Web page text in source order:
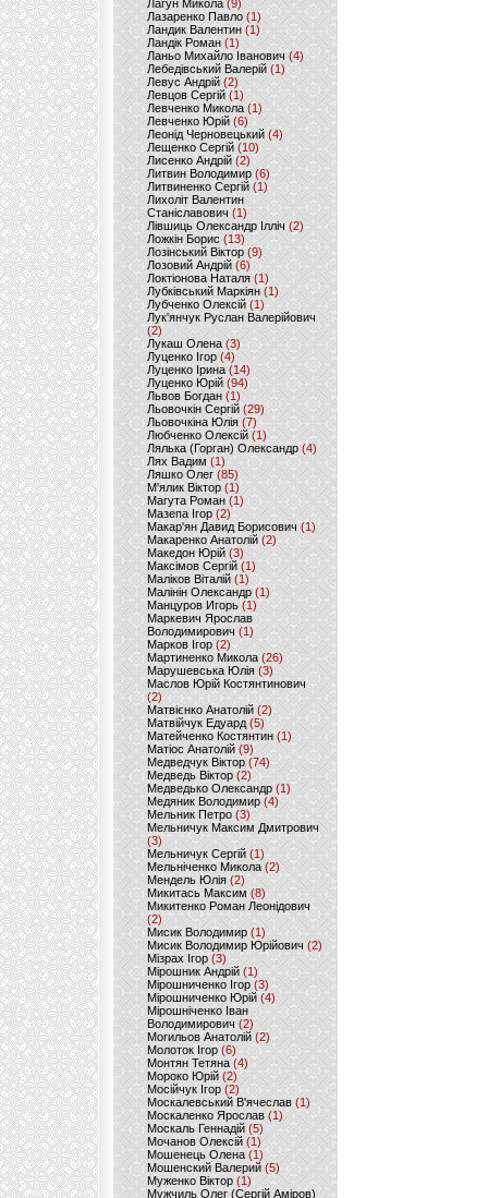
Лагун Микола(9)
Лазаренко Павло (1)
Ландик Валентин (1)
Ландік Роман (1)
Ланьо Михайло Іванович(4)
Лебедівський Валерій(1)
Левус Андрій(2)
Левцов Сергій (1)
Левченко Микола (1)
Левченко Юрій (6)
Леонід Черновецький (4)
Лещенко Сергій (10)
Лисенко Андрій (2)
Литвин Володимир (6)
Литвиненко Сергій (1)
Лихоліт Валентин
Станіславович (1)
Лівшиць Олександр Ілліч (2)
Ложкін Борис(13)
Лозінський Віктор(9)
Лозовий Андрій (6)
Локтіонова Наталя (1)
Лубківський Маркіян(1)
Лубченко Олексій (1)
Лук'янчук Руслан Валерійович
(2)
Лукаш Олена (3)
Луценко Ігор (4)
Луценко Ірина (14)
Луценко Юрій (94)
Львов Богдан (1)
Льовочкін Сергій (29)
Льовочкіна Юлія(7)
Любченко Олексій(1)
Лялька (Горган) Олександр(4)
Лях Вадим (1)
Ляшко Олег (85)
М'ялик Віктор(1)
Магута Роман(1)
Мазепа Ігор (2)
Макар'ян Давид Борисович(1)
Макаренко Анатолій (2)
Македон Юрій(3)
Максімов Сергій (1)
Маліков Віталій (1)
Малінін Олександр (1)
Манцуров Игорь (1)
Маркевич Ярослав
Володимирович (1)
Марков Ігор (2)
Мартиненко Микола (26)
Марушевська Юлія (3)
Маслов Юрій Костянтинович
(2)
Матвієнко Анатолій (2)
Матвійчук Едуард(5)
Матейченко Костянтин (1)
Матіос Анатолій (9)
Медведчук Віктор(74)
Медведь Віктор (2)
Медведько Олександр (1)
Медяник Володимир(4)
Мельник Петро (3)
Мельничук Максим Дмитрович
(3)
Мельничук Сергій (1)
Мельніченко Микола (2)
Мендель Юлія (2)
Микитась Максим (8)
Микитенко Роман Леонідович
(2)
Мисик Володимир (1)
Мисик Володимир Юрійович(2)
Мізрах Ігор(3)
Мірошник Андрій(1)
Мірошниченко Ігор (3)
Мірошниченко Юрій(4)
Мірошніченко Іван
Володимирович (2)
Могильов Анатолій (2)
Молоток Ігор (6)
Монтян Тетяна (4)
Мороко Юрій(2)
Мосійчук Ігор (2)
Москалевський В'ячеслав (1)
Москаленко Ярослав (1)
Москаль Геннадій (5)
Мочанов Олексій(1)
Мошенець Олена(1)
Мошенский Валерий (5)
Муженко Віктор (1)
Мужчиль Олег (Сергій Аміров)